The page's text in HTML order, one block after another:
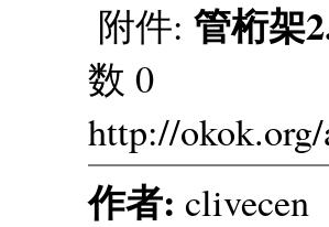
附件: 管桁架
数 0
http://
作者: clivecen